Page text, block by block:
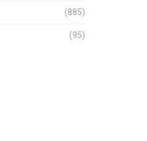
(885)
(95)